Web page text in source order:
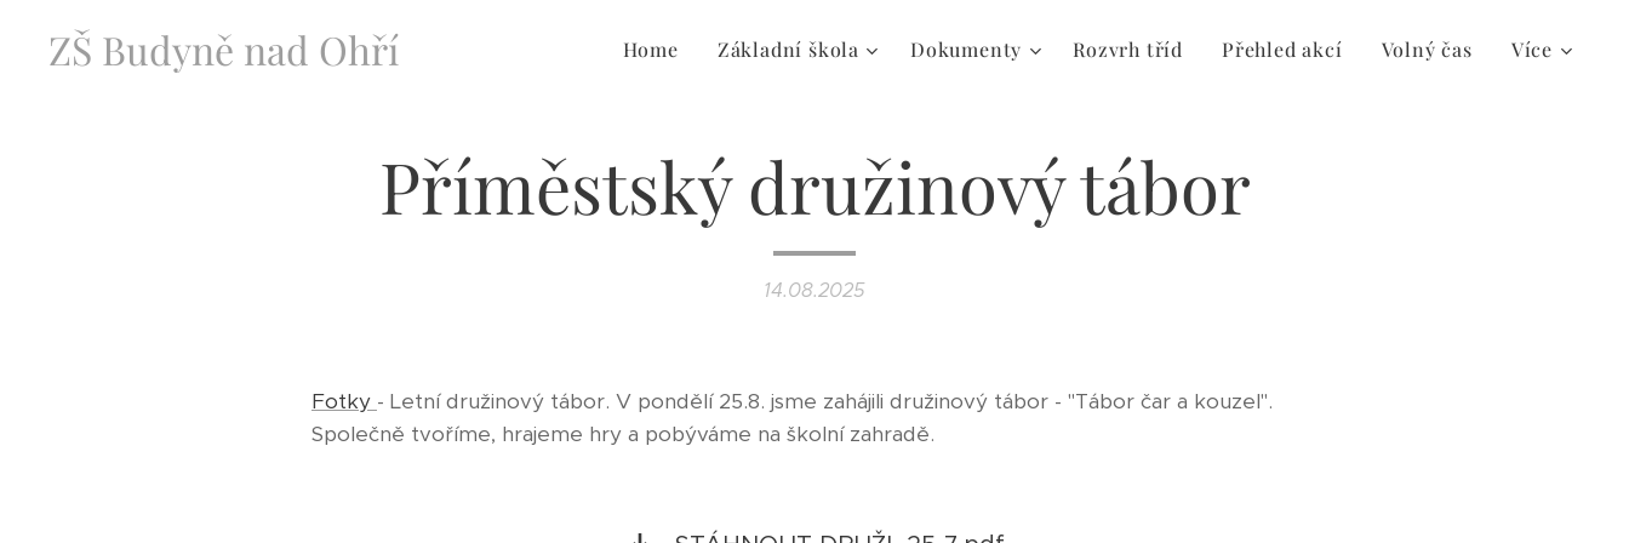
ZŠ Budyně nad Ohří Home Základní škola Dokumenty Rozvrh tříd Přehled akcí Volný čas Více
Příměstský družinový tábor
14.08.2025
Fotky - Letní družinový tábor. V pondělí 25.8. jsme zahájili družinový tábor - "Tábor čar a kouzel".
Společně tvoříme, hrajeme hry a pobýváme na školní zahradě.